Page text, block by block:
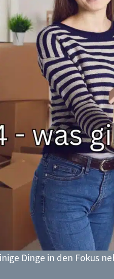
Dinge in den Fokus